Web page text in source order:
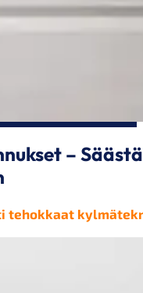
– Säästä
tehokkaat